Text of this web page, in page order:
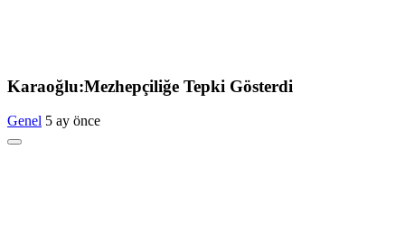
Karaoğlu:Mezhepçiliğe Tepki Gösterdi
Genel 5 ay önce